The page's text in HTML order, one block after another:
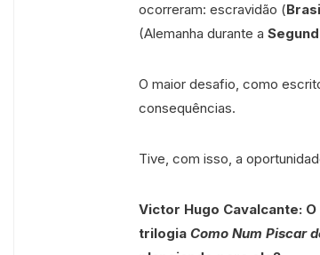
ocorreram: escravidão (
(Alemanha durante a
O maior desafio, como
consequências.
Tive, com isso, a
Victor Hugo Cavalcante:
trilogia Como Num Piscar